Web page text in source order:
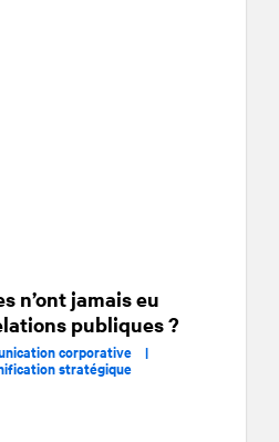
n’ont jamais eu
publiques ?
corporative |
stratégique